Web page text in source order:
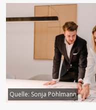
Quelle: Sonja Pöhlmann